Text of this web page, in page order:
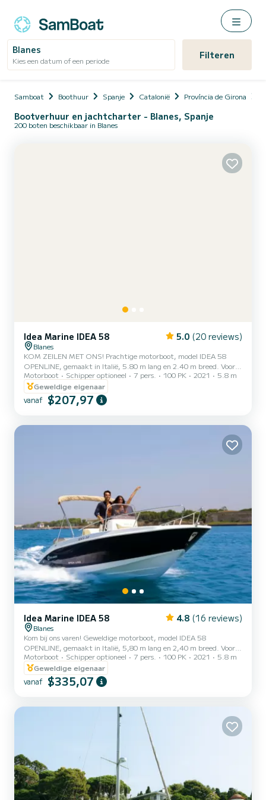
Blanes
Kies een datum of een periode Filteren
Samboat Boothuur Spanje Catalonië Província de Girona
Bootverhuur en jachtcharter - Blanes, Spanje
200 boten beschikbaar in Blanes
Idea Marine IDEA 58 5.0 (20 reviews)
Blanes
KOM ZEILEN MET ONS! Prachtige motorboot, model IDEA 58
OPENLINE, gemaakt in Italië, 5.80 m lang en 2.40 m breed. Voor 7
personen, met een Suzuki 100CV motor van de nieuwste
generatie, Lean Burn-systeem, optimalisator voor
brandstofverbruik. Om veiligheidsredenen is het niet toegestaan
om het maximum aantal personen dat de gehuurde boot toelaat te
voorkant, zonnetent, zwemtrap aan de achterkant, koelbox, USB-
Motorboot Schipper optioneel 7 pers. 100 PK 2021
5.8 m
Geweldige eigenaar
vanaf $207,97
Idea Marine IDEA 58 4.8 (16 reviews)
Blanes
Kom bij ons varen! Geweldige motorboot, model IDEA 58
OPENLINE, gemaakt in Italië, 5,80 m lang en 2,40 m breed. Voor 7
personen, met Suzuki 100CV-motor van de nieuwste generatie,
Lean Burn-systeem, brandstofbesparende technologie. U mag het
maximale aantal toegestane personen aan boord van het gehuurde
vaartuig van 7 personen niet overschrijden. De boot heeft een
achterkant, tafel, koelkast, USB-aansluiting, VHF Marine Icom-
Motorboot Schipper optioneel 7 pers. 100 PK 2021
5.8 m
Geweldige eigenaar
vanaf $335,07